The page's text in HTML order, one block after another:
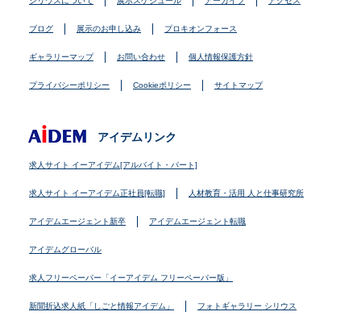
ブログ 展示のお申し込み プロキオンフォース
ギャラリーマップ お問い合わせ 個人情報保護方針
プライバシーポリシー Cookieポリシー サイトマップ
アイデムリンク
求人サイト イーアイデム[アルバイト・パート]
求人サイト イーアイデム正社員[転職] 人材教育・活用 人と仕事研究所
アイデムエージェント新卒 アイデムエージェント転職
アイデムグローバル
求人フリーペーパー「イーアイデム フリーペーパー版」
新聞折込求人紙「しごと情報アイデム」 フォトギャラリー シリウス